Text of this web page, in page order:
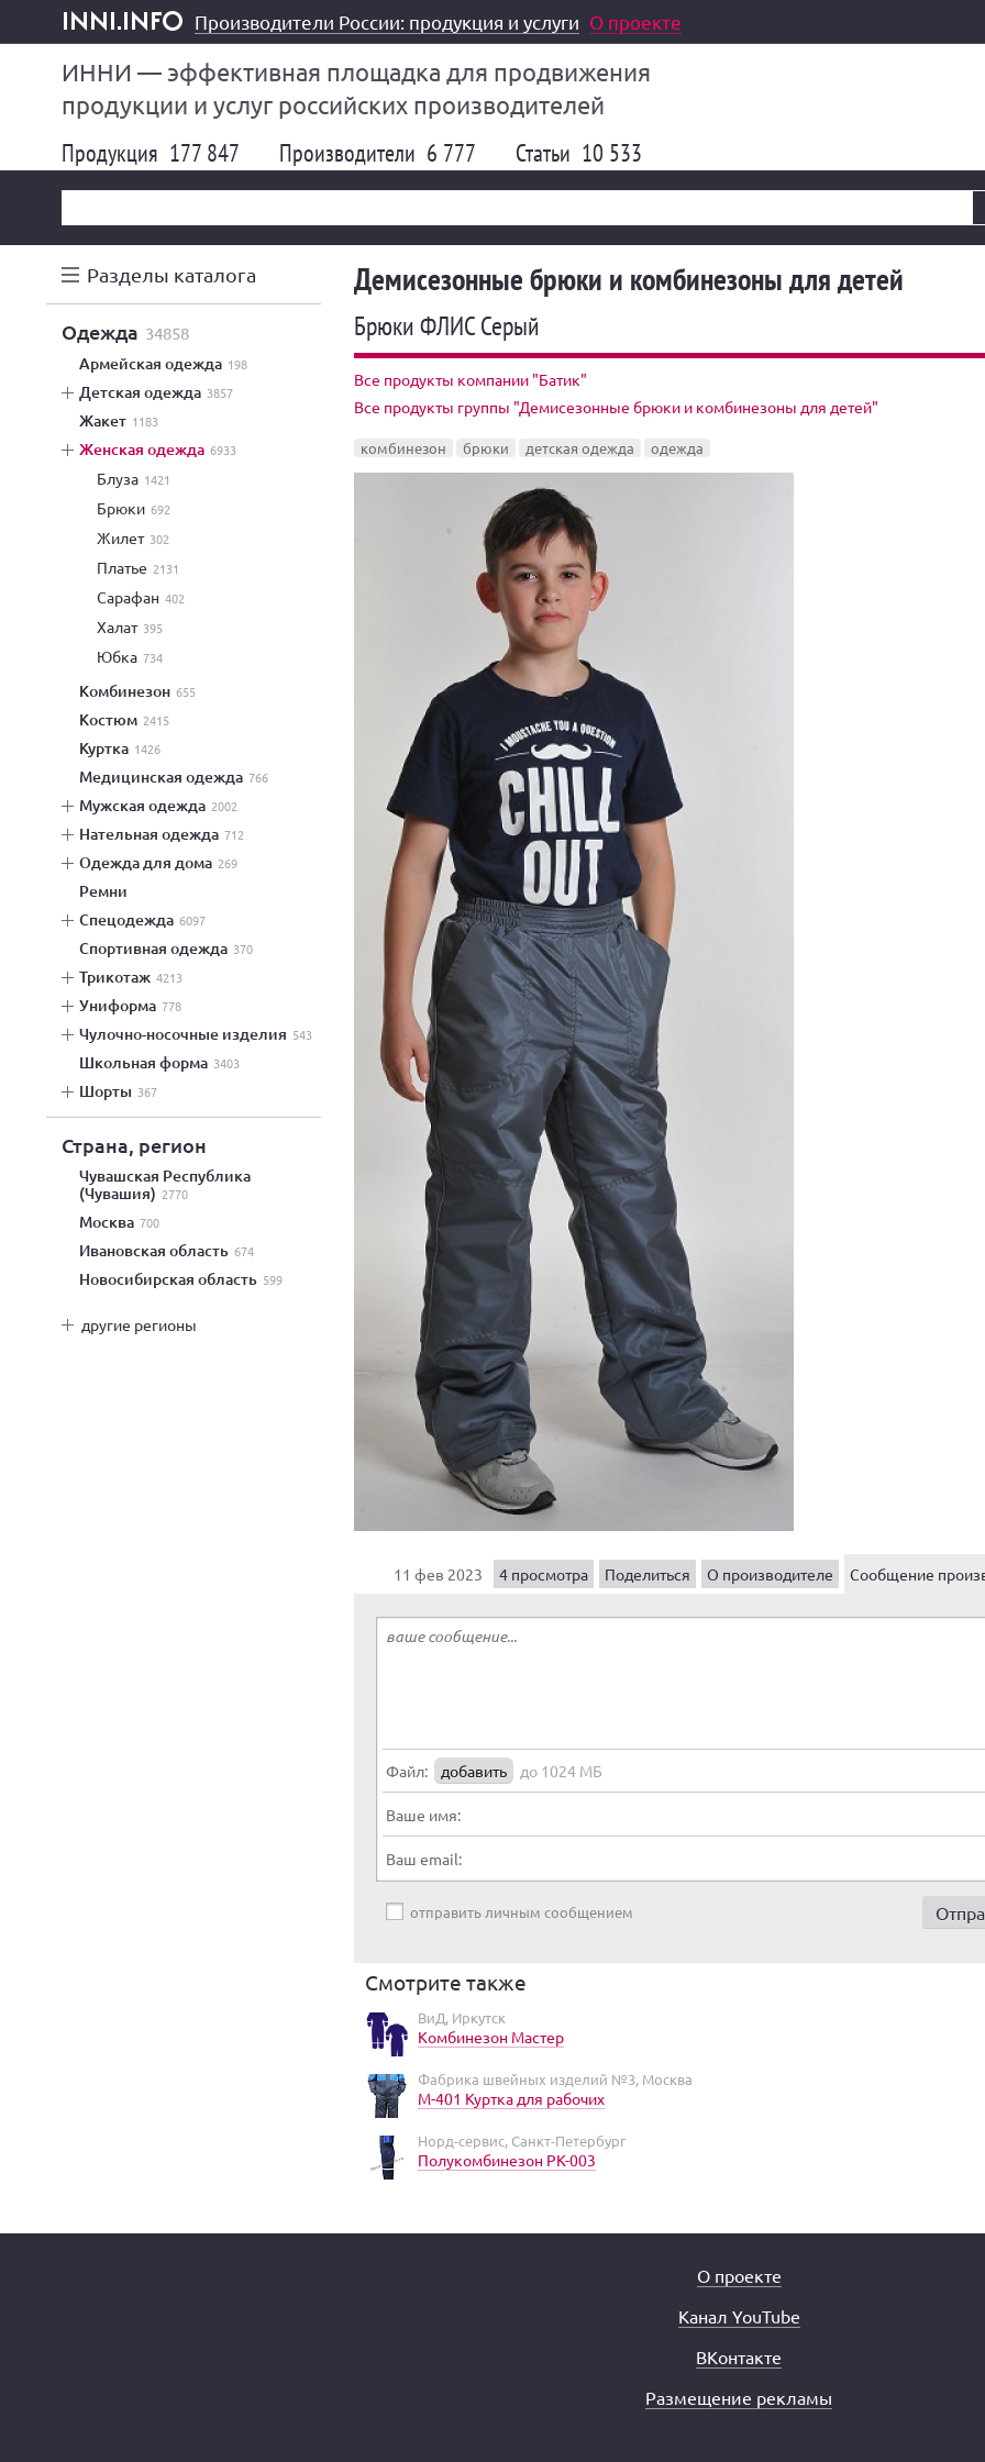
inni.info
Производители России: продукция и услуги О проекте
ИННИ — эффективная площадка для продвижения
продукции и услуг российских производителей
Продукция 177 847 Производители 6 777 Статьи 10 533
Разделы каталога
одежда 34858
армейская одежда 198
детская одежда 3857
жакет 1183
женская одежда 6933
блуза 1421
брюки 692
жилет 302
платье 2131
сарафан 402
халат 395
юбка 734
комбинезон 655
костюм 2415
куртка 1426
медицинская одежда 766
мужская одежда 2002
нательная одежда 712
одежда для дома 269
ремни
спецодежда 6097
спортивная одежда 370
трикотаж 4213
униформа 778
чулочно-носочные изделия 543
школьная форма 3403
шорты 367
Страна, регион
Чувашская Республика
(Чувашия) 2770
Москва 700
Ивановская область 674
Новосибирская область 599
другие регионы
Демисезонные брюки и комбинезоны для детей
Брюки ФЛИС Серый
Все продукты компании "Батик"
Все продукты группы "Демисезонные брюки и комбинезоны для детей"
комбинезон брюки детская одежда одежда
11 фев 2023 4 просмотра Поделиться О производителе Сообщение
Файл: добавить до 1024 МБ
Ваше имя:
Ваш email:
отправить личным сообщением
Смотрите также
ВиД, Иркутск
Комбинезон Мастер
Фабрика швейных изделий №3, Москва
М-401 Куртка для рабочих
Норд-сервис, Санкт-Петербург
Полукомбинезон PK-003
О проекте
Канал YouTube
ВКонтакте
Размещение рекламы